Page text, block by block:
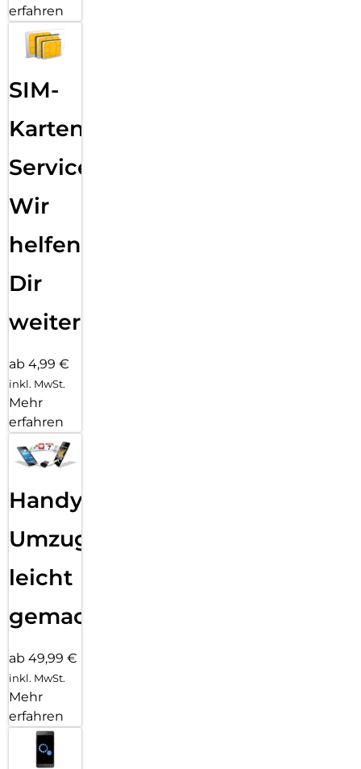
erfahren
SIM-
Karten
Service:
Wir
helfen
Dir
weiter
ab 4,99 €
inkl. MwSt.
Mehr
erfahren
Handy
Umzug
leicht
gemacht!
ab 49,99 €
inkl. MwSt.
Mehr
erfahren